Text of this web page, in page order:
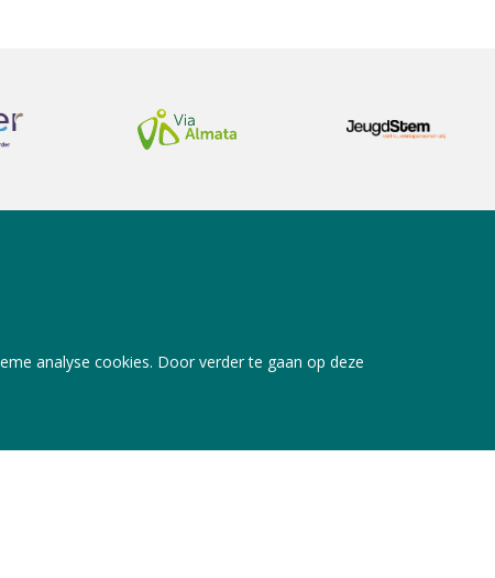
analyse cookies. Door verder te gaan op deze